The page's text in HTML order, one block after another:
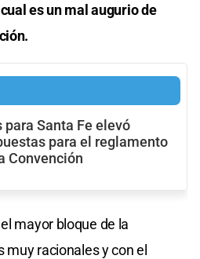
es un mal augurio de
para Santa Fe elevó
para el reglamento
Convención
mayor bloque de la
muy racionales y con el